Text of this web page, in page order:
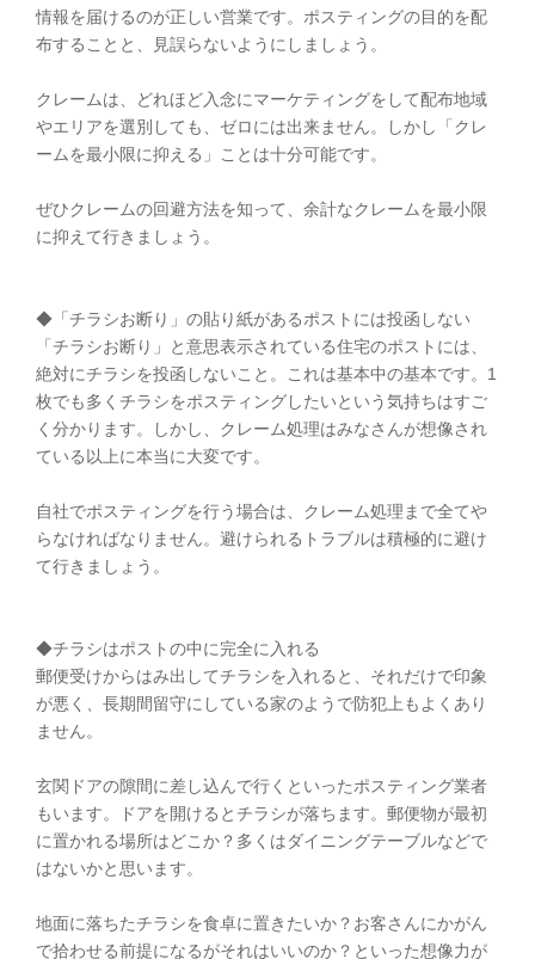
情報を届けるのが正しい営業です。ポスティングの目的を配
布することと、見誤らないようにしましょう。
クレームは、どれほど入念にマーケティングをして配布地域
やエリアを選別しても、ゼロには出来ません。しかし「クレ
ームを最小限に抑える」ことは十分可能です。
ぜひクレームの回避方法を知って、余計なクレームを最小限
に抑えて行きましょう。
◆「チラシお断り」の貼り紙があるポストには投函しない
「チラシお断り」と意思表示されている住宅のポストには、
絶対にチラシを投函しないこと。これは基本中の基本です。1
枚でも多くチラシをポスティングしたいという気持ちはすご
く分かります。しかし、クレーム処理はみなさんが想像され
ている以上に本当に大変です。
自社でポスティングを行う場合は、クレーム処理まで全てや
らなければなりません。避けられるトラブルは積極的に避け
て行きましょう。
◆チラシはポストの中に完全に入れる
郵便受けからはみ出してチラシを入れると、それだけで印象
が悪く、長期間留守にしている家のようで防犯上もよくあり
ません。
玄関ドアの隙間に差し込んで行くといったポスティング業者
もいます。ドアを開けるとチラシが落ちます。郵便物が最初
に置かれる場所はどこか？多くはダイニングテーブルなどで
はないかと思います。
地面に落ちたチラシを食卓に置きたいか？お客さんにかがん
で拾わせる前提になるがそれはいいのか？といった想像力が